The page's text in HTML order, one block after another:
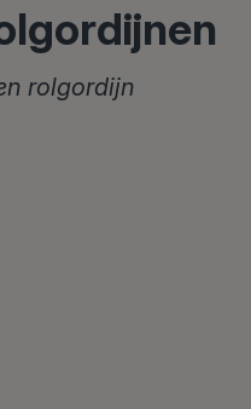
rolgordijn